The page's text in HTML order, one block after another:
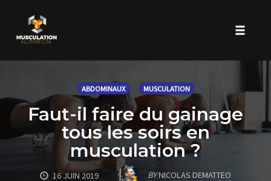
content
ABDOMINAUX MUSCULATION
Faut-il faire du gainage
tous les soirs en
musculation ?
16 JUIN 2019 BYNICOLAS DEMATTEO